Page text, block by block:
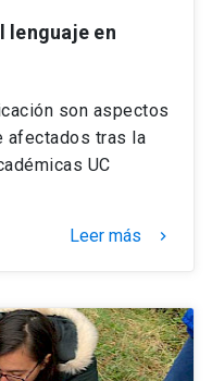
lenguaje en
son aspectos
afectados tras la
UC
Leer más keyboard_arrow_right